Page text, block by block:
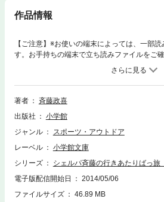
作品情報
【ご注意】※お使いの端末によっては、一部
す。お手持ちの端末で立ち読みファイルをご
ます。『ビーパル』で好評連載の「行きあた
１弾。単行本未収録作品も加えて、日本国中
旅をした、涙と感動と笑いの体験をぎっしり
この商品は紙の書籍のページを画像にした電
ファイルにより、ご購入前にお手持ちの端末
著者
斉藤政喜
出版社
小学館
ジャンル
スポーツ・アウトドア
レーベル
小学館文庫
シリーズ
シェルパ斉藤の行きあたりばっ旅
電子版配信開始日
2014/05/06
ファイルサイズ
46.89 MB